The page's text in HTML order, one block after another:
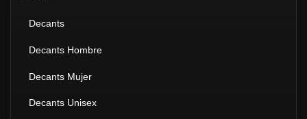
Decants
Decants Hombre
Decants Mujer
Decants Unisex